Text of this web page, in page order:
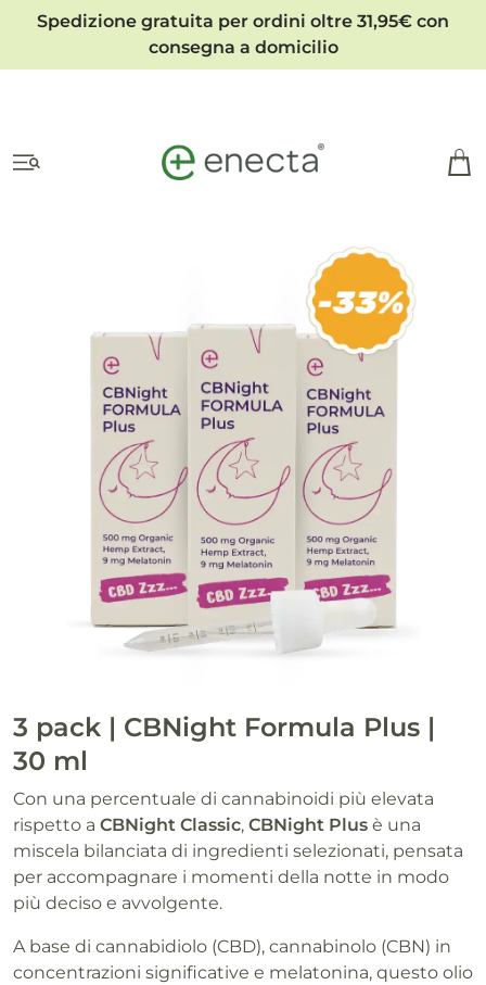
Spedizione gratuita per ordini oltre 31,95€ con
consegna a domicilio
3 pack | CBNight Formula Plus |
30 ml
Con una percentuale di cannabinoidi più elevata
rispetto a CBNight Classic, CBNight Plus è una
miscela bilanciata di ingredienti selezionati, pensata
per accompagnare i momenti della notte in modo
più deciso e avvolgente.
A base di cannabidiolo (CBD), cannabinolo (CBN) in
concentrazioni significative e melatonina, questo olio